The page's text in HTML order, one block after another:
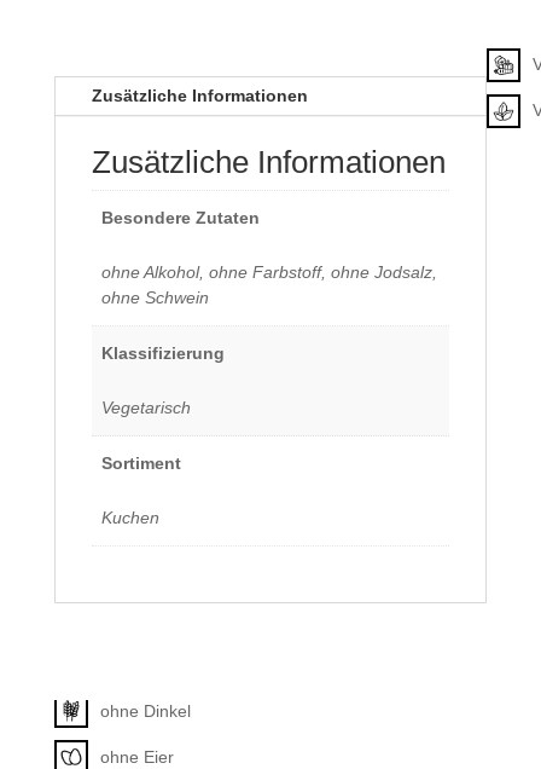
Zusätzliche Informationen
Zusätzliche Informationen
Besondere Zutaten
ohne Alkohol, ohne Farbstoff, ohne Jodsalz,
ohne Schwein
Klassifizierung
Vegetarisch
Sortiment
Kuchen
ohne Dinkel
ohne Eier